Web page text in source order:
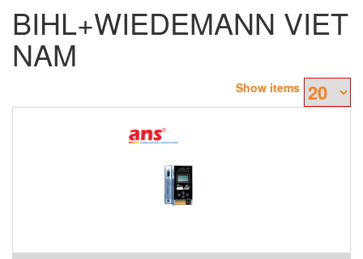
BIHL+WIEDEMANN VIET
NAM
Show items